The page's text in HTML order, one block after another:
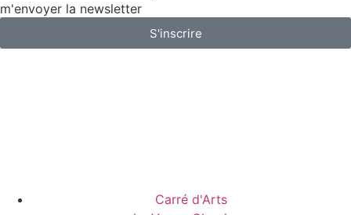
m'envoyer la newsletter
S'inscrire
Carré d'Arts